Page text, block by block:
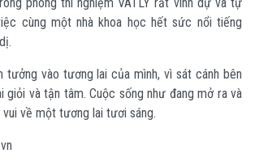
phòng thí nghiệm VATLY rất vinh dự và tự
cùng một nhà khoa học hết sức nổi tiếng
tưởng vào tương lai của mình, vì sát cánh bên
giỏi và tận tâm. Cuộc sống như đang mở ra và
vui về một tương lai tươi sáng.